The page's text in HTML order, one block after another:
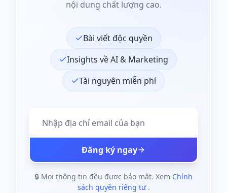
nội dung chất lượng cao.
Bài viết độc quyền
Insights về AI & Marketing
Tài nguyên miễn phí
Đăng ký ngay
🔒 Mọi thông tin đều được bảo mật. Xem Chính
sách quyền riêng tư .